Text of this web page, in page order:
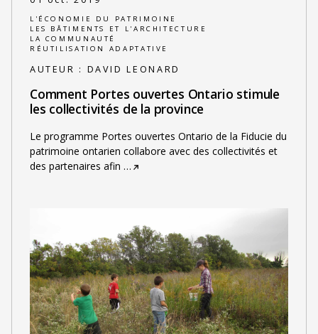
L'ÉCONOMIE DU PATRIMOINE
LES BÂTIMENTS ET L'ARCHITECTURE
LA COMMUNAUTÉ
RÉUTILISATION ADAPTATIVE
AUTEUR : DAVID LEONARD
Comment Portes ouvertes Ontario stimule
les collectivités de la province
Le programme Portes ouvertes Ontario de la Fiducie du
patrimoine ontarien collabore avec des collectivités et
des partenaires afin …